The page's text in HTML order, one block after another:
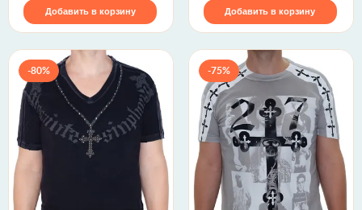
Добавить в корзину Добавить в корзину
-80% -75%